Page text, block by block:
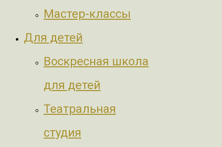
Мастер-классы
Для детей
Воскресная школа
для детей
Театральная
студия